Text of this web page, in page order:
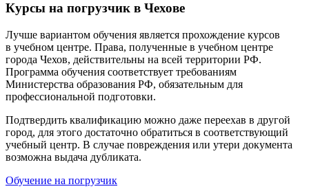
Курсы на погрузчик в Чехове
Лучше вариантом обучения является прохождение курсов
в учебном центре. Права, полученные в учебном центре
города Чехов, действительны на всей территории РФ.
Программа обучения соответствует требованиям
Министерства образования РФ, обязательным для
профессиональной подготовки.
Подтвердить квалификацию можно даже переехав в другой
город, для этого достаточно обратиться в соответствующий
учебный центр. В случае повреждения или утери документа
возможна выдача дубликата.
Обучение на погрузчик